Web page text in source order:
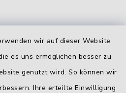
wir auf dieser Website
es uns ermöglichen besser zu
genutzt wird. So können wir
Ihre erteilte Einwilligung